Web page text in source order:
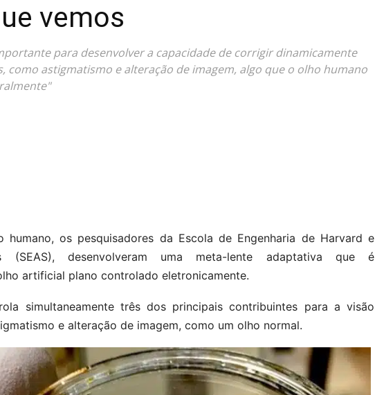
vemos
para desenvolver a capacidade de corrigir dinamicamente
como astigmatismo e alteração de imagem, algo que o olho humano
humano, os pesquisadores da Escola de Engenharia de Harvard e
(SEAS), desenvolveram uma meta-lente adaptativa que é
artificial plano controlado eletronicamente.
simultaneamente três dos principais contribuintes para a visão
e alteração de imagem, como um olho normal.